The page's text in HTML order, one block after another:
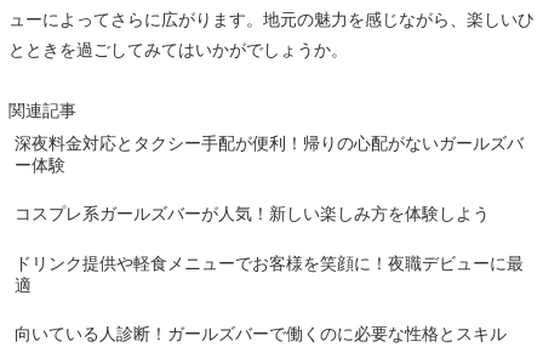
ューによってさらに広がります。地元の魅力を感じながら、楽しいひ
とときを過ごしてみてはいかがでしょうか。
関連記事
深夜料金対応とタクシー手配が便利！帰りの心配がないガールズバ
ー体験
コスプレ系ガールズバーが人気！新しい楽しみ方を体験しよう
ドリンク提供や軽食メニューでお客様を笑顔に！夜職デビューに最
適
向いている人診断！ガールズバーで働くのに必要な性格とスキル